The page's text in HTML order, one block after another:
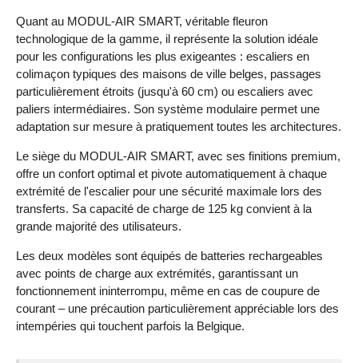
Quant au MODUL-AIR SMART, véritable fleuron
technologique de la gamme, il représente la solution idéale
pour les configurations les plus exigeantes : escaliers en
colimaçon typiques des maisons de ville belges, passages
particulièrement étroits (jusqu'à 60 cm) ou escaliers avec
paliers intermédiaires. Son système modulaire permet une
adaptation sur mesure à pratiquement toutes les architectures.
Le siège du MODUL-AIR SMART, avec ses finitions premium,
offre un confort optimal et pivote automatiquement à chaque
extrémité de l'escalier pour une sécurité maximale lors des
transferts. Sa capacité de charge de 125 kg convient à la
grande majorité des utilisateurs.
Les deux modèles sont équipés de batteries rechargeables
avec points de charge aux extrémités, garantissant un
fonctionnement ininterrompu, même en cas de coupure de
courant – une précaution particulièrement appréciable lors des
intempéries qui touchent parfois la Belgique.